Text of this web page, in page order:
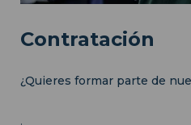
Contratación
¿Quieres formar parte de
.